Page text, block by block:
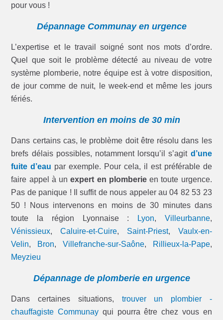
pour vous !
Dépannage Communay en urgence
L’expertise et le travail soigné sont nos mots d’ordre.
Quel que soit le problème détecté au niveau de votre
système plomberie, notre équipe est à votre disposition,
de jour comme de nuit, le week-end et même les jours
fériés.
Intervention en moins de 30 min
Dans certains cas, le problème doit être résolu dans les
brefs délais possibles, notamment lorsqu’il s’agit d’une
fuite d’eau par exemple. Pour cela, il est préférable de
faire appel à unexpert en plomberieen toute urgence.
Pas de panique ! Il suffit de nous appeler au 04 82 53 23
50 ! Nous intervenons en moins de 30 minutes dans
toute la région Lyonnaise :
Lyon, Villeurbanne,
Vénissieux,Caluire-et-Cuire, Saint-Priest, Vaulx-en-
Velin, Bron, Villefranche-sur-Saône, Rillieux-la-Pape,
Meyzieu
Dépannage de plomberie en urgence
Dans certaines situations, trouver un plombier -
chauffagiste Communay qui pourra être chez vous en